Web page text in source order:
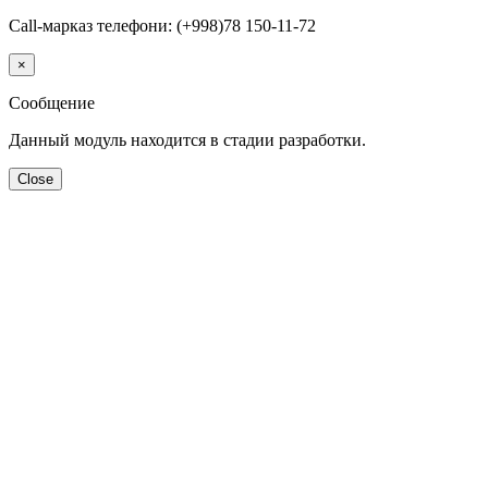
Call-марказ телефони: (+998)78 150-11-72
×
Сообщение
Данный модуль находится в стадии разработки.
Close